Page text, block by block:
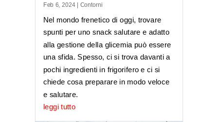
Feb 6, 2024| Contorni
Nel mondo frenetico di oggi, trovare
spunti per uno snack salutare e adatto
alla gestione della glicemia può essere
una sfida. Spesso, ci si trova davanti a
pochi ingredienti in frigorifero e ci si
chiede cosa preparare in modo veloce
e salutare.
leggi tutto